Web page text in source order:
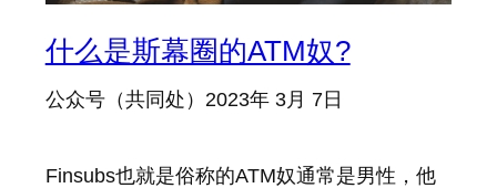
什么是斯幕圈的ATM奴?
公众号（共同处） 2023年 3月 7日
Finsubs也就是俗称的ATM奴通常是男性，他